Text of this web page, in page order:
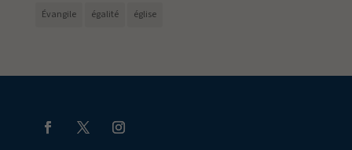
Évangile égalité église